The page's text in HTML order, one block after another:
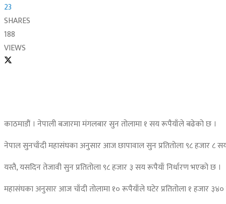
23
SHARES
188
VIEWS
काठमाडौं । नेपाली बजारमा मंगलबार सुन तोलामा १ सय रूपैयाँले बढेको छ ।
नेपाल सुनचाँदी महासंघका अनुसार आज छापावाल सुन प्रतितोला ९८ हजार ८
यस्तै, यसदिन तेजावी सुन प्रतितोला ९८ हजार ३ सय रूपैयाँ निर्धारण भएको छ ।
महासंघका अनुसार आज चाँदी तोलामा १० रूपैयाँले घटेर प्रतितोला १ हजार ३४०